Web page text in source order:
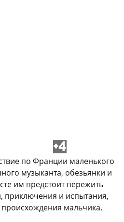
+4
по Франции маленького
музыканта, обезьянки и
им предстоит пережить
приключения и испытания,
мальчика.